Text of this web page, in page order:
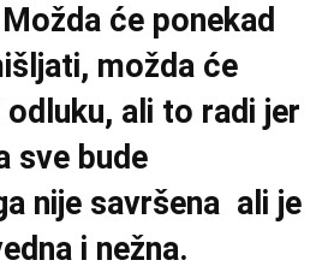
će ponekad
možda će
ali to radi jer
sve bude
nije savršena ali je
i nežna.